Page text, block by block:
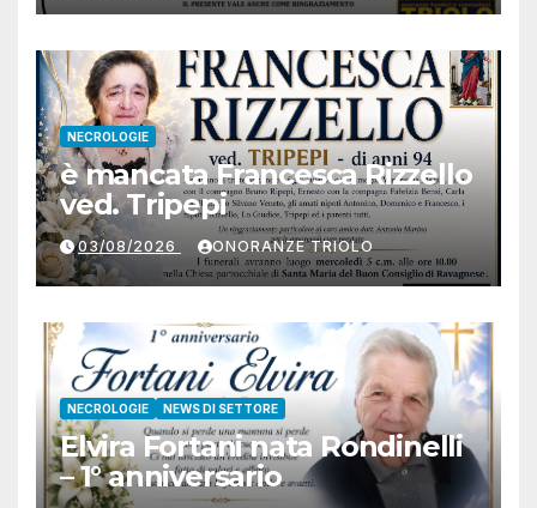
NECROLOGIE
è mancata Francesca Rizzello
ved. Tripepi
03/08/2026 ONORANZE TRIOLO
NECROLOGIE NEWS DI SETTORE
Elvira Fortani nata Rondinelli
– 1° anniversario